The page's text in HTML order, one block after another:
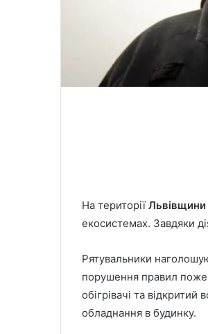
На території Львівщини
екосистемах. Завдяки
Рятувальники
порушення правил
обігрівачі та
обладнання в будинку.